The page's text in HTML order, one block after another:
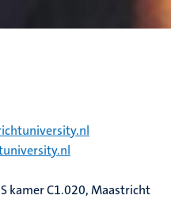
kamer C1.020, Maastricht